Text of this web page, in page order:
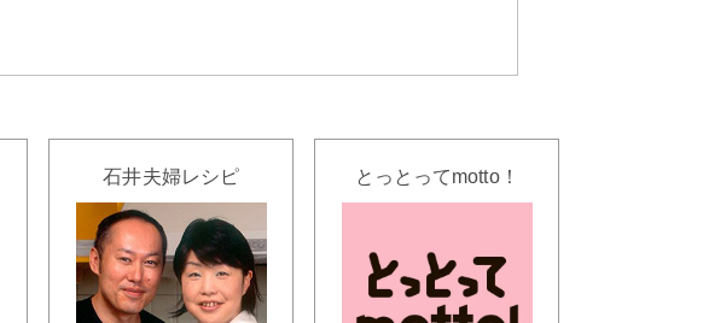
石井夫婦レシピ とっとってmotto！